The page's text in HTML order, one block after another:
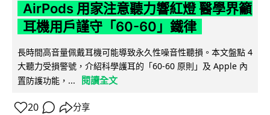
AirPods 用家注意聽力響紅燈 醫學界籲
耳機用戶謹守「60-60」鐵律
長時間高音量佩戴耳機可能導致永久性噪音性聽損。本文盤點 4
大聽力受損警號，介紹科學護耳的「60-60 原則」及 Apple 內
置防護功能，...
閱讀全文
20 分享